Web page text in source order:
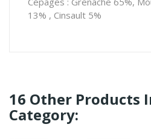
13% , Cinsault 5%
16 Other Products
Category: